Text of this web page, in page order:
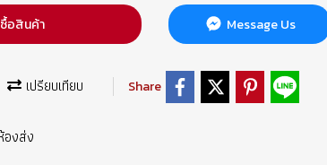
อสินค้า Message Us
เปรียบเทียบ Share
องส่ง